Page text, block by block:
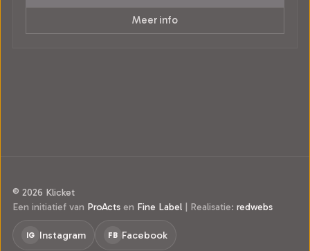
Meer info
© 2026 Klicket
Een initiatief van ProActs en Fine Label | Realisatie: redwebs
IG Instagram FB Facebook